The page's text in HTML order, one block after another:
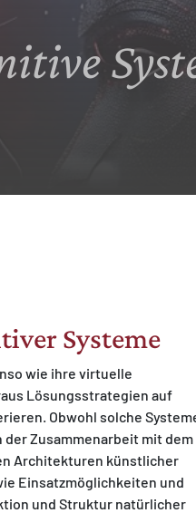
Systeme
wie ihre virtuelle
Lösungsstrategien auf
Obwohl solche
Zusammenarbeit mit dem
Architekturen künstlicher
Einsatzmöglichkeiten und
und Struktur natürlicher